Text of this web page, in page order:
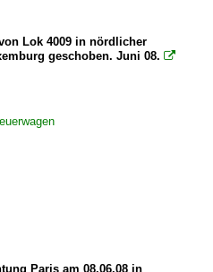
Lok 4009 in nördlicher
geschoben. Juni 08. 
Paris am 08.06.08 in